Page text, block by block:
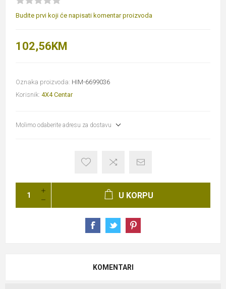
Budite prvi koji će napisati komentar proizvoda
102,56KM
Oznaka proizvoda: HIM-6699036
Korisnik: 4X4 Centar
Molimo odaberite adresu za dostavu
U KORPU
KOMENTARI